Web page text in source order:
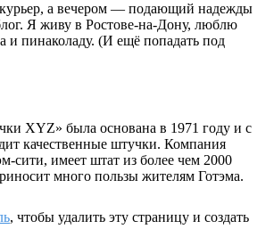
а вечером — подающий надежды
Я живу в Ростове-на-Дону, люблю
и пинаколаду. (И ещё попадать под
XYZ» была основана в 1971 году и с
качественные штучки. Компания
сити, имеет штат из более чем 2000
много пользы жителям Готэма.
, чтобы удалить эту страницу и создать